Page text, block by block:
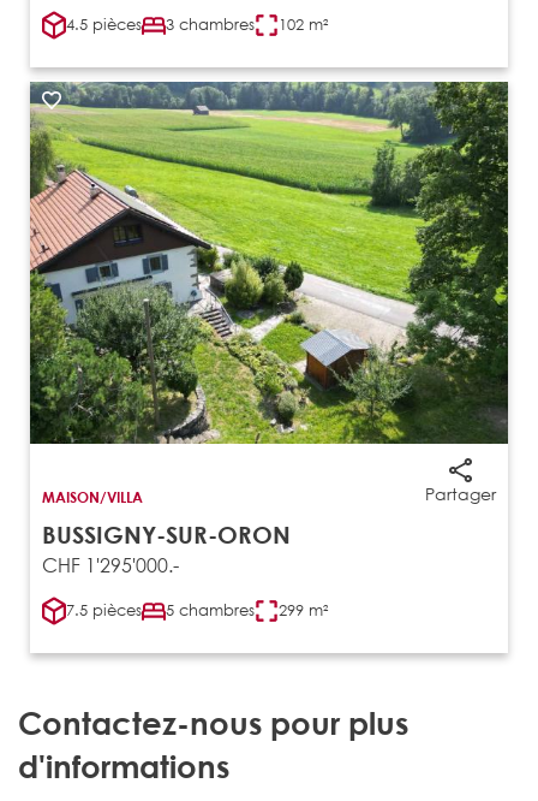
4.5 pièces 3 chambres 102 m²
Partager
MAISON/VILLA
BUSSIGNY-SUR-ORON
CHF 1'295'000.-
7.5 pièces 5 chambres 299 m²
Contactez-nous pour plus
d'informations